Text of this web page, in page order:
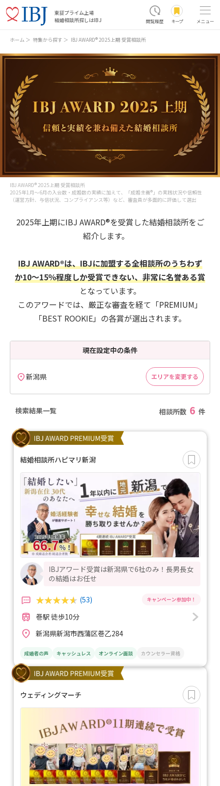
東証プライム上場
結婚相談所探しはIBJ
閲覧履歴 キープ メニュー
ホーム 特集から探す IBJ AWARD® 2025上期 受賞相談所
IBJ AWARD® 2025上期 受賞相談所
2025年1月～6月の入会数・成婚数の実績に加えて、「成婚主義®」の実践状況や信頼性
（運営方針、与信状況、コンプライアンス等）など、審査員が多面的に評価して選出
2025年上期にIBJ AWARD®を受賞した結婚相談所をご
紹介します。
IBJ AWARD®は、IBJに加盟する全相談所のうちわず
か10～15％程度しか受賞できない、非常に名誉ある賞
となっています。
このアワードでは、厳正な審査を経て「PREMIUM」
「BEST ROOKIE」の各賞が選出されます。
現在設定中の条件
新潟県 エリアを変更する
検索結果一覧 相談所数 6 件
結婚相談所ハピマリ新潟
IBJアワード受賞は新潟県で6社のみ！長男長女
の結婚はお任せ
(53)
巻駅 徒歩10分
新潟県新潟市西蒲区巻乙284
成婚者の声 キャッシュレス オンライン面談 カウンセラー資格
ウェディングマーチ